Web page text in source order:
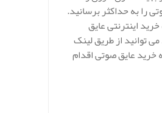
را به حداکثر برسانید.
اینترنتی عایق
توانید از طریق لینک
عایق صوتی اقدام